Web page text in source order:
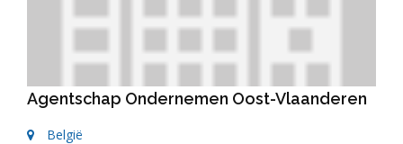
Agentschap Ondernemen Oost-Vlaanderen
België